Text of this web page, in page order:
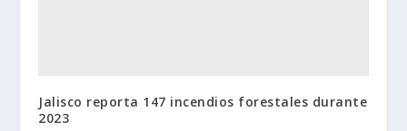
Jalisco reporta 147 incendios forestales durante
2023